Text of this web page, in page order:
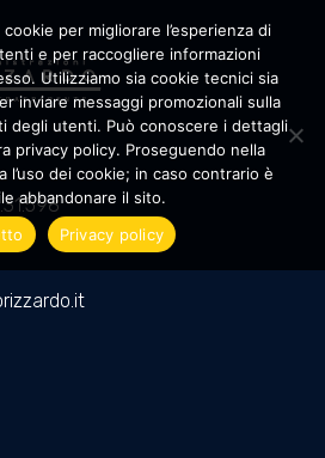
per migliorare l’esperienza di
e per raccogliere informazioni
Utilizziamo sia cookie tecnici sia
inviare messaggi promozionali sulla
degli utenti. Può conoscere i dettagli
privacy policy. Proseguendo nella
l’uso dei cookie; in caso contrario è
abbandonare il sito.
Privacy policy